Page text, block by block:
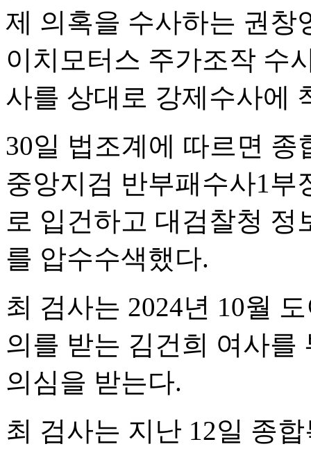
제 의혹을 수사하는 권창
이치모터스 주가조작 수
사를 상대로 강제수사에
30일 법조계에 따르면
중앙지검 반부패수사1부
로 입건하고 대검찰청
를 압수수색했다.
최 검사는 2024년 10월
의를 받는 김건희 여사를
의심을 받는다.
최 검사는 지난 12일 종